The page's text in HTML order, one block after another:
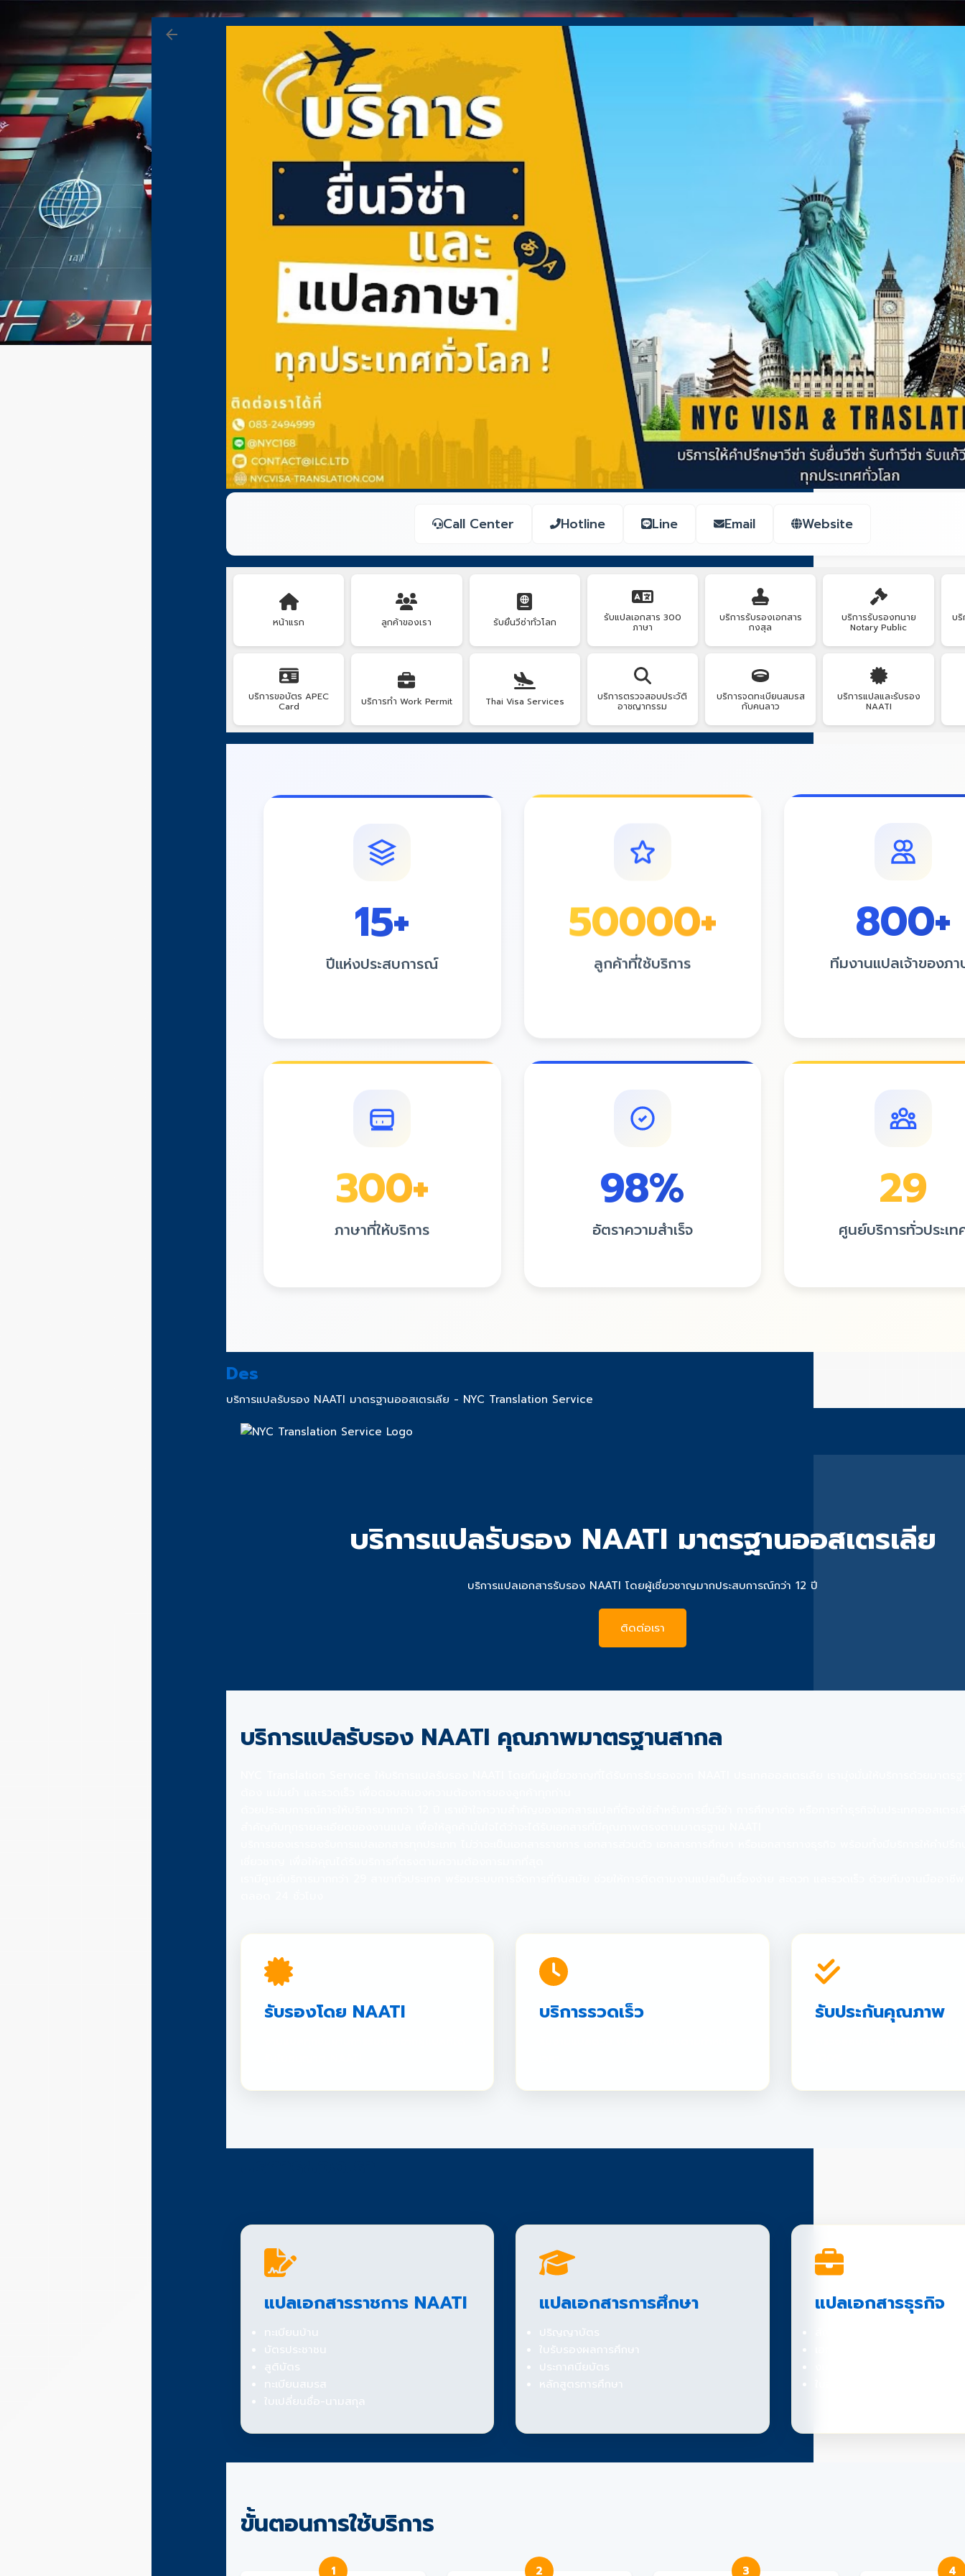
ข้ามไปที่เนื้อหาหลัก
Call Center Hotline Line Email Website
หน้าแรก ลูกค้าของเรา รับยื่นวีซ่าทั่วโลก รับแปลเอกสาร 300
ภาษา
บริการรับรองเอกสาร
กงสุล
บริการรับรองทนาย
Notary Public
บริ
บริการขอบัตร APEC
Card บริการทำ Work Permit Thai Visa Services บริการตรวจสอบประวัติ
อาชญากรรม
บริการจดทะเบียนสมรส
กับคนลาว
บริการแปลและรับรอง
NAATI
15+
ปีแห่งประสบการณ์
50000+
ลูกค้าที่ใช้บริการ
800+
ทีมงานแปลเจ้าของภา
300+
ภาษาที่ให้บริการ
98%
อัตราความสำเร็จ
29
ศูนย์บริการทั่วประเท
Des
บริการแปลรับรอง NAATI มาตรฐานออสเตรเลีย - NYC Translation Service
บริการแปลรับรอง NAATI มาตรฐานออสเตรเลีย
บริการแปลเอกสารรับรอง NAATI โดยผู้เชี่ยวชาญมากประสบการณ์กว่า 12 ปี
ติดต่อเรา
บริการแปลรับรอง NAATI คุณภาพมาตรฐานสากล
รับรองโดย NAATI บริการรวดเร็ว รับประกันคุณภาพ
แปลเอกสารราชการ NAATI
ทะเบียนบ้าน
บัตรประชาชน
สูติบัตร
ทะเบียนสมรส
ใบเปลี่ยนชื่อ-นามสกุล
แปลเอกสารการศึกษา
ปริญญาบัตร
ใบรับรองผลการศึกษา
ประกาศนียบัตร
หลักสูตรการศึกษา
แปลเอกสารธุรกิจ
ขั้นตอนการใช้บริการ
1 2 3 4